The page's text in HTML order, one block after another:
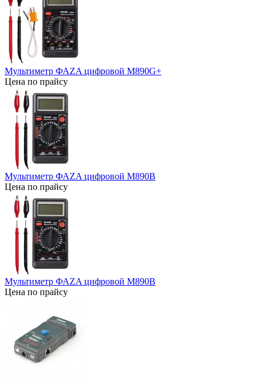
Мультиметр ФАZA цифровой М890G+
Цена по прайсу
Мультиметр ФАZA цифровой М890В
Цена по прайсу
Мультиметр ФАZA цифровой М890В
Цена по прайсу